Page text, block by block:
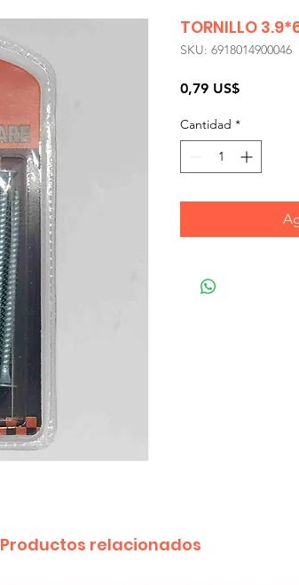
TORNILLO
SKU: 6918014900046
0,79 US$Precio
Cantidad *
Productos relacionados